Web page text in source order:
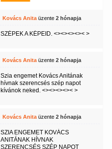
Kovács Anitaüzente 2 hónapja
SZÉPEK A KÉPEID. <><><><>< >
Kovács Anitaüzente 2 hónapja
Szia engemet Kovács Anitának
hívnak szerencsés szép napot
kívánok neked. <><><><>< >
Kovács Anitaüzente 2 hónapja
SZIA ENGEMET KOVÁCS
ANITÁNAK HÍVNAK
SZERENCSÉS SZÉP NAPOT